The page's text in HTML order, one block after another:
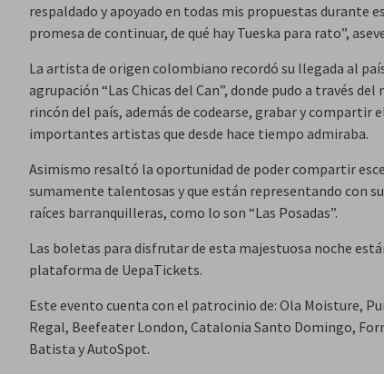
respaldado y apoyado en todas mis propuestas durante
promesa de continuar, de qué hay Tueska para rato”,
La artista de origen colombiano recordó su llegada al
agrupación “Las Chicas del Can”, donde pudo a través
rincón del país, además de codearse, grabar y compartir
importantes artistas que desde hace tiempo admiraba.
Asimismo resaltó la oportunidad de poder compartir
sumamente talentosas y que están representando con
raíces barranquilleras, como lo son “Las Posadas”.
Las boletas para disfrutar de esta majestuosa noche
plataforma de UepaTickets.
Este evento cuenta con el patrocinio de: Ola Moisture,
Regal, Beefeater London, Catalonia Santo Domingo,
Batista y AutoSpot.